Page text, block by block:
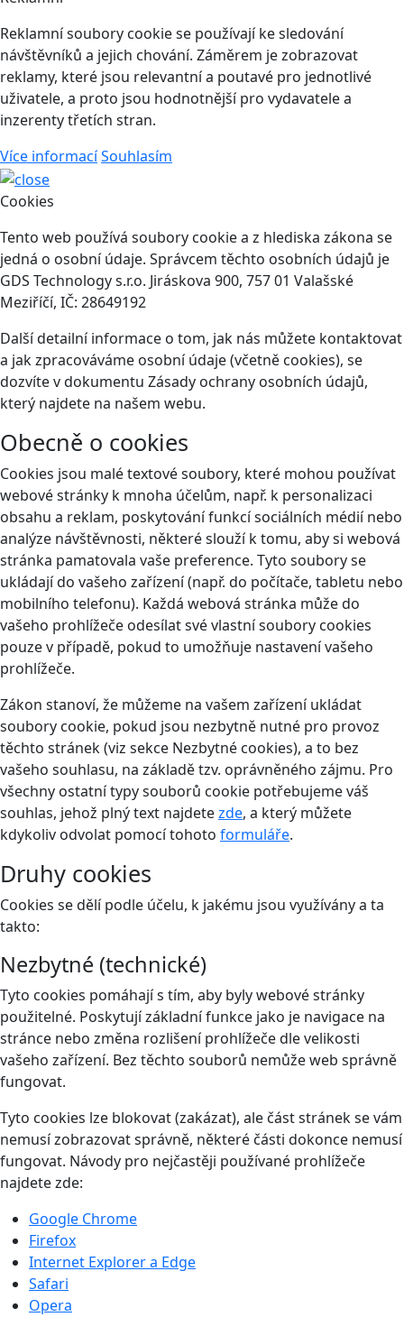
Reklamní soubory cookie se používají ke sledování
návštěvníků a jejich chování. Záměrem je zobrazovat
reklamy, které jsou relevantní a poutavé pro jednotlivé
uživatele, a proto jsou hodnotnější pro vydavatele a
inzerenty třetích stran.
Více informacíSouhlasím
Cookies
Tento web používá soubory cookie a z hlediska zákona se
jedná o osobní údaje. Správcem těchto osobních údajů je
GDS Technology s.r.o. Jiráskova 900, 757 01 Valašské
Meziříčí, IČ: 28649192
Další detailní informace o tom, jak nás můžete kontaktovat
a jak zpracováváme osobní údaje (včetně cookies), se
dozvíte v dokumentu Zásady ochrany osobních údajů,
který najdete na našem webu.
Obecně o cookies
Cookies jsou malé textové soubory, které mohou používat
webové stránky k mnoha účelům, např. k personalizaci
obsahu a reklam, poskytování funkcí sociálních médií nebo
analýze návštěvnosti, některé slouží k tomu, aby si webová
stránka pamatovala vaše preference. Tyto soubory se
ukládají do vašeho zařízení (např. do počítače, tabletu nebo
mobilního telefonu). Každá webová stránka může do
vašeho prohlížeče odesílat své vlastní soubory cookies
pouze v případě, pokud to umožňuje nastavení vašeho
prohlížeče.
Zákon stanoví, že můžeme na vašem zařízení ukládat
soubory cookie, pokud jsou nezbytně nutné pro provoz
těchto stránek (viz sekce Nezbytné cookies), a to bez
vašeho souhlasu, na základě tzv. oprávněného zájmu. Pro
všechny ostatní typy souborů cookie potřebujeme váš
souhlas, jehož plný text najdetezde, a který můžete
kdykoliv odvolat pomocí tohoto formuláře.
Druhy cookies
Cookies se dělí podle účelu, k jakému jsou využívány a ta
takto:
Nezbytné (technické)
Tyto cookies pomáhají s tím, aby byly webové stránky
použitelné. Poskytují základní funkce jako je navigace na
stránce nebo změna rozlišení prohlížeče dle velikosti
vašeho zařízení. Bez těchto souborů nemůže web správně
fungovat.
Tyto cookies lze blokovat (zakázat), ale část stránek se vám
nemusí zobrazovat správně, některé části dokonce nemusí
fungovat. Návody pro nejčastěji používané prohlížeče
najdete zde:
Google Chrome
Firefox
Internet Explorer a Edge
Safari
Opera